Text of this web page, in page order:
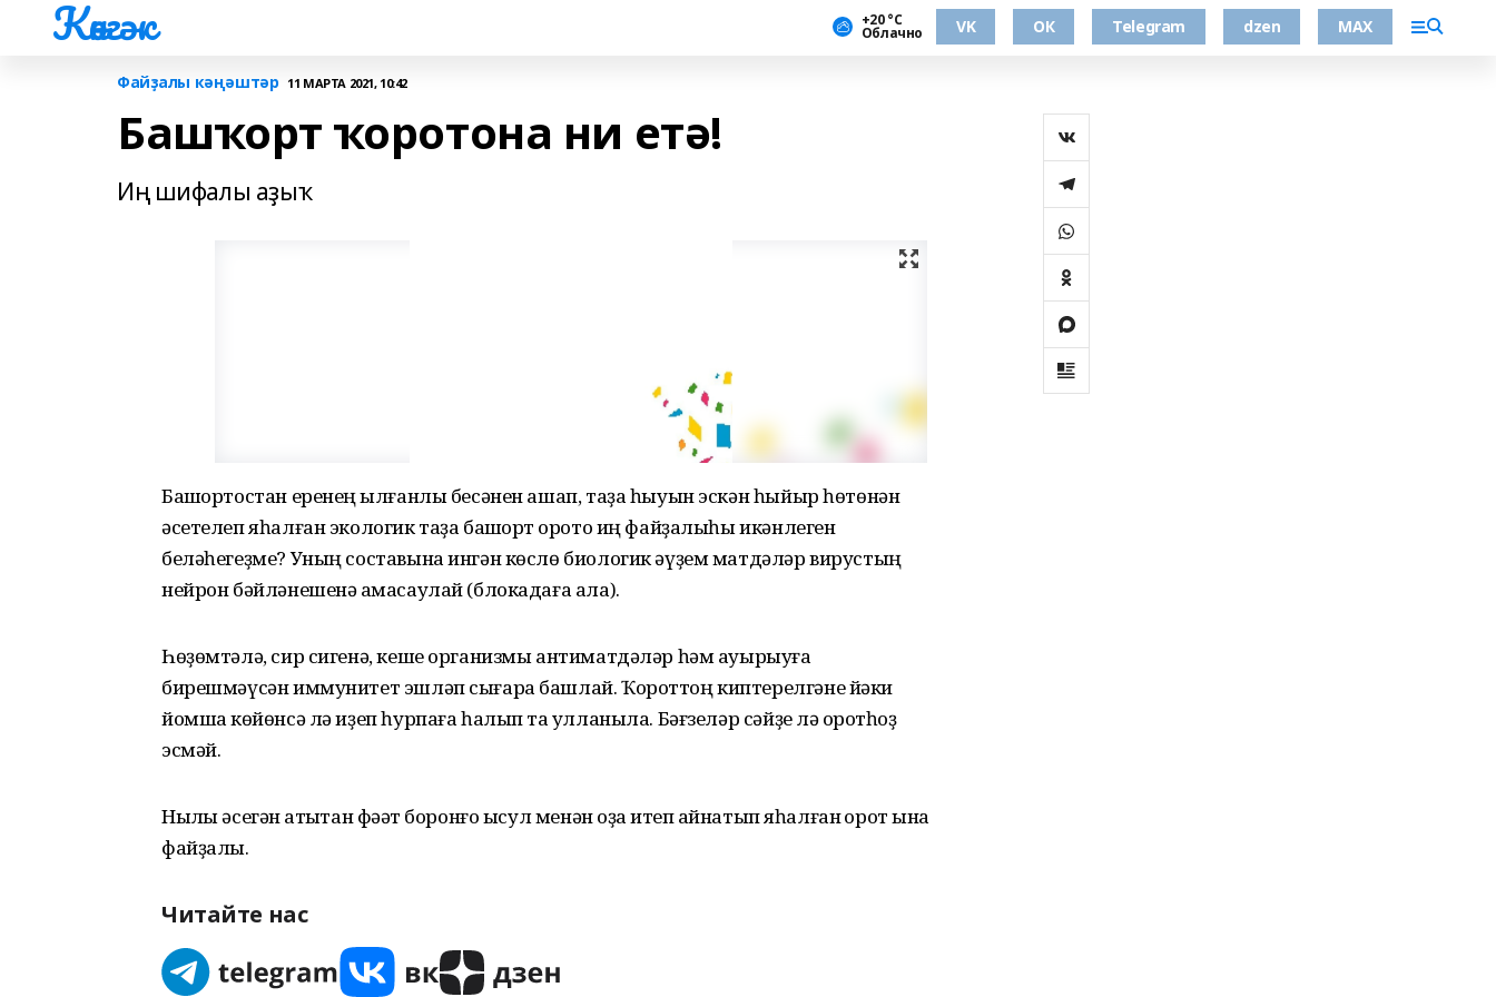
Көнгәк +20 °С
Облачно VK ОК Telegram dzen MAX
Файҙалы кәңәштәр 11 МАРТА 2021, 10:42
Башҡорт ҡоротона ни етә!
Иң шифалы аҙыҡ
Башҡортостан еренең ҡылғанлы бесәнен ашап, таҙа һыуын эскән һыйыр һөтөнән
әсетелеп яһалған экологик таҙа башҡорт ҡорото иң файҙалыһы икәнлеген
беләһегеҙме? Уның составына ингән көслө биологик әүҙем матдәләр вирустың
нейрон бәйләнешенә ҡамасаулай (блокадаға ала).
Һөҙөмтәлә, сир сигенә, кеше организмы антиматдәләр һәм ауырыуға
бирешмәүсән иммунитет эшләп сығара башлай. Ҡороттоң киптерелгәне йәки
йомшаҡ көйөнсә лә иҙеп һурпаға һалып та ҡулланыла. Бәғзеләр сәйҙе лә ҡоротһоҙ
эсмәй.
Ныҡлы әсегән ҡатыҡтан фәҡәт боронғо ысул менән оҙаҡ итеп ҡайнатып яһалған ҡорот ҡына
файҙалы.
Читайте нас